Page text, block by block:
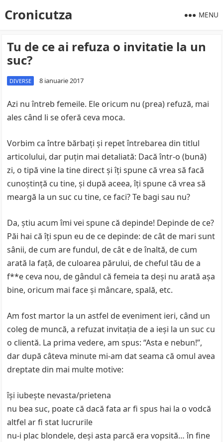
Cronicutza MENU
Tu de ce ai refuza o invitatie la un
suc?
DIVERSE 8 ianuarie 2017
Azi nu întreb femeile. Ele oricum nu (prea) refuză, mai
ales când li se oferă ceva moca.
Vorbim ca între bărbaţi şi repet întrebarea din titlul
articolului, dar puţin mai detaliată: Dacă într-o (bună)
zi, o tipă vine la tine direct şi îţi spune că vrea să facă
cunoştinţă cu tine, şi după aceea, îţi spune că vrea să
meargă la un suc cu tine, ce faci? Te bagi sau nu?
Da, ştiu acum îmi vei spune că depinde! Depinde de ce?
Păi hai că îţi spun eu de ce depinde: de cât de mari sunt
sânii, de cum are fundul, de cât e de înaltă, de cum
arată la faţă, de culoarea părului, de cheful tău de a
f**e ceva nou, de gândul că femeia ta deşi nu arată aşa
bine, oricum mai face şi mâncare, spală, etc.
Am fost martor la un astfel de eveniment ieri, când un
coleg de muncă, a refuzat invitaţia de a ieşi la un suc cu
o clientă. La prima vedere, am spus: “Asta e nebun!”,
dar după câteva minute mi-am dat seama că omul avea
dreptate din mai multe motive:
îşi iubeşte nevasta/prietena
nu bea suc, poate că dacă fata ar fi spus hai la o vodcă
altfel ar fi stat lucrurile
nu-i plac blondele, deşi asta parcă era vopsită… în fine